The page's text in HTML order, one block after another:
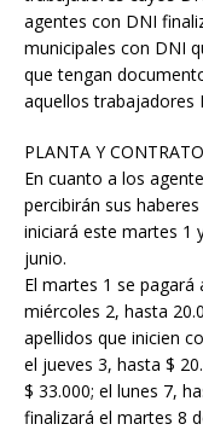
agentes con DNI
municipales con DNI
que tengan
aquellos trabajadores
PLANTA Y CONTRATO
En cuanto a los
percibirán sus
iniciará este martes 1
junio.
El martes 1 se pagará
miércoles 2, hasta
apellidos que inicien
el jueves 3, hasta $
$ 33.000; el lunes 7,
finalizará el martes 8